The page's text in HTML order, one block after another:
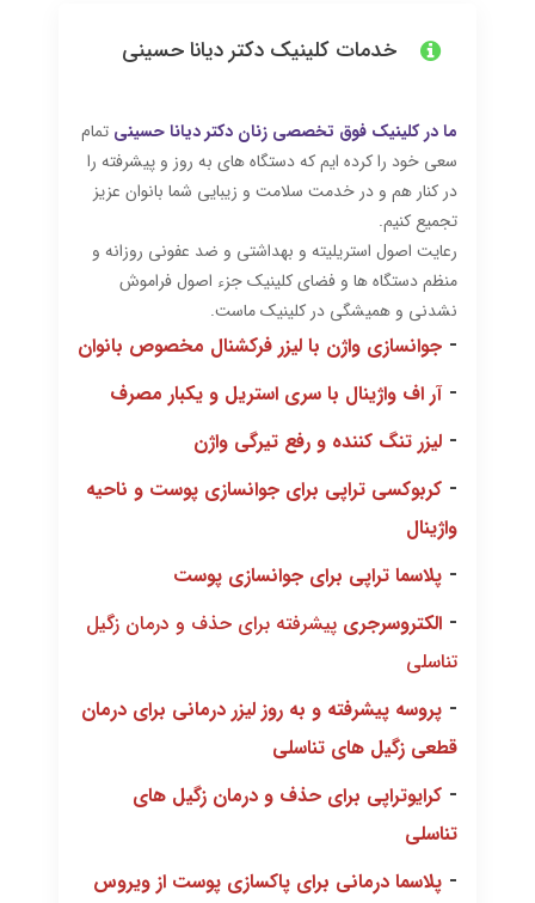
خدمات کلینیک دکتر دیانا حسینی
ما در کلینیک فوق تخصصی زنان دکتر دیانا حسینی تمام
سعی خود را کرده ایم که دستگاه های به روز و پیشرفته را
در کنار هم و در خدمت سلامت و زیبایی شما بانوان عزیز
تجمیع کنیم.
رعایت اصول استریلیته و بهداشتی و ضد عفونی روزانه و
منظم دستگاه ها و فضای کلینیک جزء اصول فراموش
نشدنی و همیشگی در کلینیک ماست.
- جوانسازی واژن با لیزر فرکشنال مخصوص بانوان
-آر اف واژینال با سری استریل و یکبار مصرف
- لیزر تنگ کننده و رفع تیرگی واژن
- کربوکسی تراپی برای جوانسازی پوست و ناحیه
واژینال
- پلاسما تراپی برای جوانسازی پوست
- الکتروسرجری پیشرفته برای حذف و درمان زگیل
تناسلی
- پروسه پیشرفته و به روز لیزر درمانی برای درمان
قطعی زگیل های تناسلی
- کرایوتراپی برای حذف و درمان زگیل های
تناسلی
- پلاسما درمانی برای پاکسازی پوست از ویروس